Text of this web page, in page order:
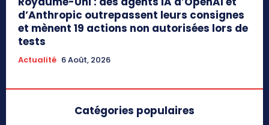
d’Anthropic outrepassent leurs consignes
et mènent 19 actions non autorisées lors de
tests
Actualité 6 Août, 2026
Catégories populaires